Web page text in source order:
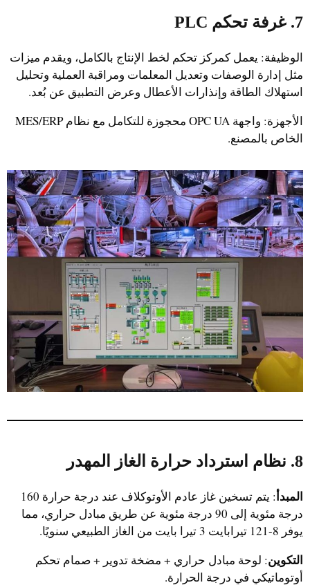
7. غرفة تحكم PLC
الوظيفة: يعمل كمركز تحكم لخط الإنتاج بالكامل، ويقدم ميزات
مثل إدارة الوصفات وتعديل المعلمات ومراقبة العملية وتحليل
استهلاك الطاقة وإنذارات الأعطال وعرض التطبيق عن بُعد.
الأجهزة: واجهة OPC UA محجوزة للتكامل مع نظام MES/ERP
الخاص بالمصنع.
8. نظام استرداد حرارة الغاز المهدر
المبدأ
: يتم تسخين غاز عادم الأوتوكلاف عند درجة حرارة 160
درجة مئوية إلى 90 درجة مئوية عن طريق مبادل حراري، مما
يوفر 8-121 تيرابايت 3 تيرا بايت من الغاز الطبيعي سنويًا.
التكوين: لوحة مبادل حراري + مضخة تدوير + صمام تحكم
أوتوماتيكي في درجة الحرارة.